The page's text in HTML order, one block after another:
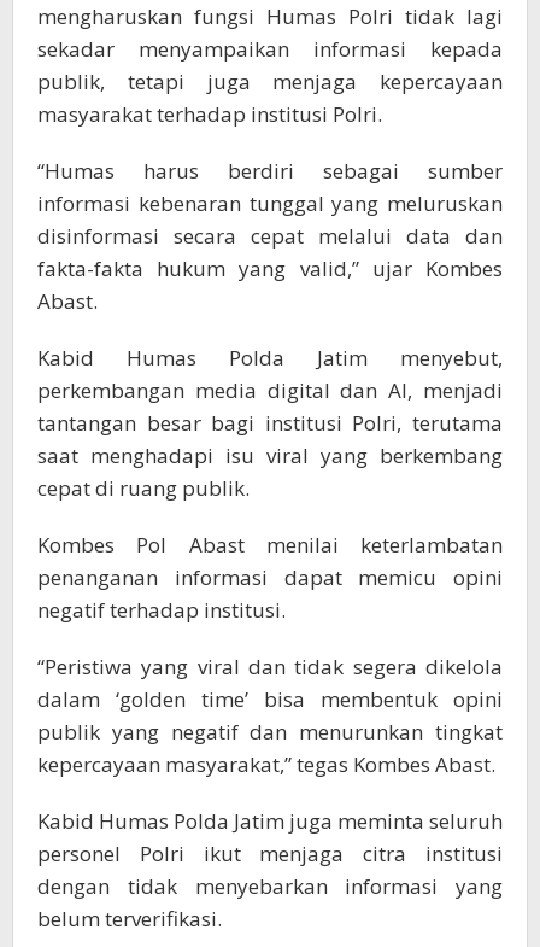
mengharuskan fungsi Humas Polri tidak lagi
sekadar menyampaikan informasi kepada
publik, tetapi juga menjaga kepercayaan
masyarakat terhadap institusi Polri.
“Humas harus berdiri sebagai sumber
informasi kebenaran tunggal yang meluruskan
disinformasi secara cepat melalui data dan
fakta-fakta hukum yang valid,” ujar Kombes
Abast.
Kabid Humas Polda Jatim menyebut,
perkembangan media digital dan AI, menjadi
tantangan besar bagi institusi Polri, terutama
saat menghadapi isu viral yang berkembang
cepat di ruang publik.
Kombes Pol Abast menilai keterlambatan
penanganan informasi dapat memicu opini
negatif terhadap institusi.
“Peristiwa yang viral dan tidak segera dikelola
dalam ‘golden time’ bisa membentuk opini
publik yang negatif dan menurunkan tingkat
kepercayaan masyarakat,” tegas Kombes Abast.
Kabid Humas Polda Jatim juga meminta seluruh
personel Polri ikut menjaga citra institusi
dengan tidak menyebarkan informasi yang
belum terverifikasi.